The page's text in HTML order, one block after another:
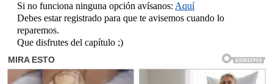
Si no funciona ninguna opción avísanos: Aquí
Debes estar registrado para que te avisemos cuando lo
reparemos.
Que disfrutes del capítulo ;)